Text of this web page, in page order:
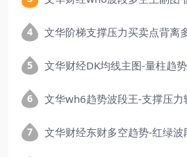
文华阶梯支撑压力买卖点背离
文华wh6趋势波段王-支撑压力
文华财经东财多空趋势-红绿